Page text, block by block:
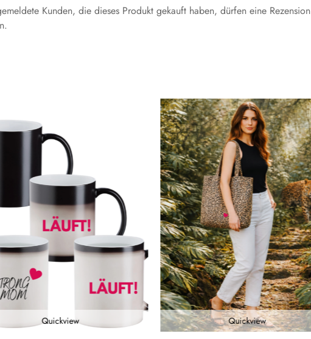
Kunden, die dieses Produkt gekauft haben, dürfen eine Rezension
Quickview Quickview